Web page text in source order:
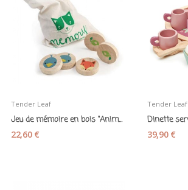
Tender Leaf
Jeu de mémoire en bois "Animaux" - Tender Leaf
22,60 €
Tender Leaf
39,90 €